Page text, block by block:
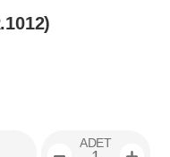
ADET